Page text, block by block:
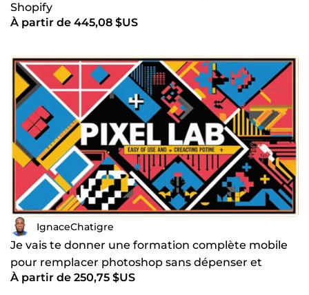
Shopify
À partir de 445,08 $US
IgnaceChatigre
Je vais te donner une formation complète mobile
pour remplacer photoshop sans dépenser et
gagner plus
À partir de 250,75 $US